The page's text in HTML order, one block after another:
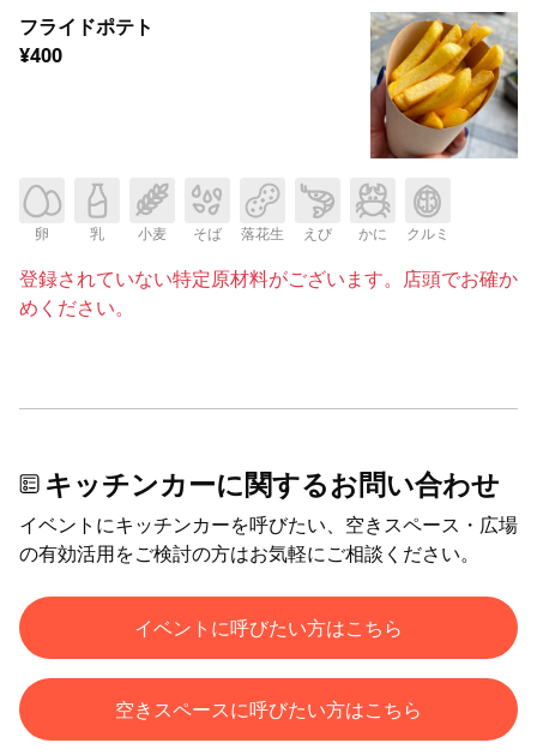
フライドポテト
¥400
卵 乳 小麦 そば 落花生 えび かに クルミ
登録されていない特定原材料がございます。店頭でお確か
めください。
キッチンカーに関するお問い合わせ
イベントにキッチンカーを呼びたい、空きスペース・広場
の有効活用をご検討の方はお気軽にご相談ください。
イベントに呼びたい方はこちら
空きスペースに呼びたい方はこちら